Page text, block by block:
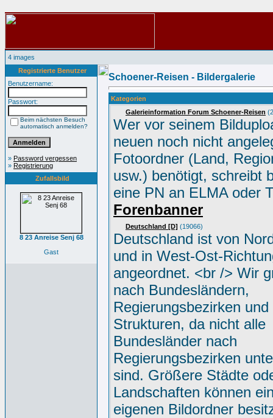
4 images
Registrierte Benutzer
Benutzername:
Passwort:
Beim nächsten Besuch
automatisch anmelden?
» Password vergessen
» Registrierung
Zufallsbild
8 23 Anreise Senj 68
Gast
Schoener-Reisen - Bildergalerie
Kategorien
Galerieinformation Forum Schoener-Reisen
Wer vor seinem
neuen noch nicht
Fotoordner (Land,
usw.) benötigt, schreibt
eine PN an ELMA oder
Forenbanner
Deutschland [D] (19066)
Deutschland ist von
und in West-Ost-
angeordnet. <br /> Wir
nach Bundesländern,
Regierungsbezirken
Strukturen, da nicht alle
Bundesländer nach
Regierungsbezirken
sind. Größere Städte
Landschaften können
eigenen Bildordner